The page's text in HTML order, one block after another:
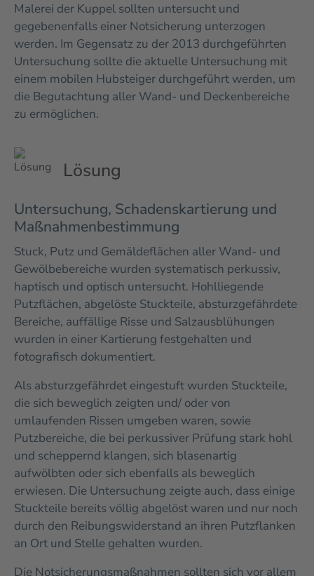
Malerei der Kuppel sollten untersucht und
gegebenenfalls einer Notsicherung unterzogen
werden. Im Gegensatz zu der 2013 durchgeführten
Untersuchung sollte die aktuelle Untersuchung mit
einem mobilen Hubsteiger durchgeführt werden, um
die Begutachtung aller Wand- und Deckenbereiche
zu ermöglichen.
Lösung
Untersuchung, Schadenskartierung und
Maßnahmenbestimmung
Stuck, Putz und Gemäldeflächen aller Wand- und
Gewölbebereiche wurden systematisch perkussiv,
haptisch und optisch untersucht. Hohlliegende
Putzflächen, abgelöste Stuckteile, absturzgefährdete
Bereiche, auffällige Risse und Salzausblühungen
wurden in einer Kartierung festgehalten und
fotografisch dokumentiert.
Als absturzgefährdet eingestuft wurden Stuckteile,
die sich beweglich zeigten und/ oder von
umlaufenden Rissen umgeben waren, sowie
Putzbereiche, die bei perkussiver Prüfung stark hohl
und scheppernd klangen, sich blasenartig
aufwölbten oder sich ebenfalls als beweglich
erwiesen. Die Untersuchung zeigte auch, dass einige
Stuckteile bereits völlig abgelöst waren und nur noch
durch den Reibungswiderstand an ihren Putzflanken
an Ort und Stelle gehalten wurden.
Die Notsicherungsmaßnahmen sollten sich vor allem